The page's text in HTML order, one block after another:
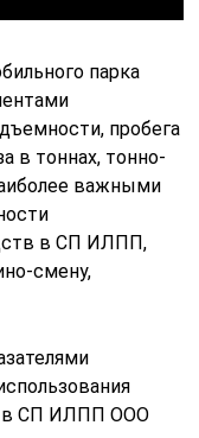
парка
пробега
в тоннах, тонно-
важными
в СП ИЛПП,
смену,
в СП ИЛПП ООО